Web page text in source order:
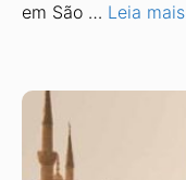
em São … Leia mais